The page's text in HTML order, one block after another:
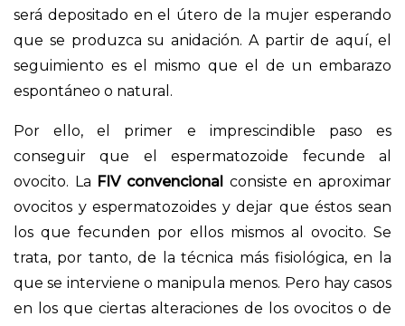
será depositado en el útero de la mujer esperando
que se produzca su anidación. A partir de aquí, el
seguimiento es el mismo que el de un embarazo
espontáneo o natural.
Por ello, el primer e imprescindible paso es
conseguir que el espermatozoide fecunde al
ovocito. La FIV convencional consiste en aproximar
ovocitos y espermatozoides y dejar que éstos sean
los que fecunden por ellos mismos al ovocito. Se
trata, por tanto, de la técnica más fisiológica, en la
que se interviene o manipula menos. Pero hay casos
en los que ciertas alteraciones de los ovocitos o de